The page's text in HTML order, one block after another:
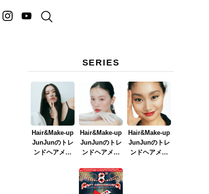
SERIES
Hair&Make-up
JunJunのトレ
ンドヘアメイ
Hair&Make-up
JunJunのトレ
ンドヘアメイ
イク
ver.2023』
Hair&Make-up
JunJunのトレ
ンドヘアメイ